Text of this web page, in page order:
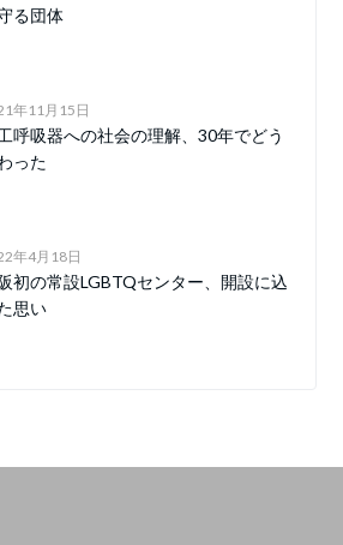
る団体
年11月15日
呼吸器への社会の理解、30年でどう
った
年4月18日
初の常設LGBTQセンター、開設に込
思い